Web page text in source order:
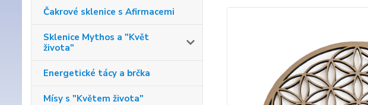
Čakrové sklenice s Afirmacemi
Sklenice Mythos a "Květ
života"
Energetické tácy a brčka
Mísy s "Květem života"